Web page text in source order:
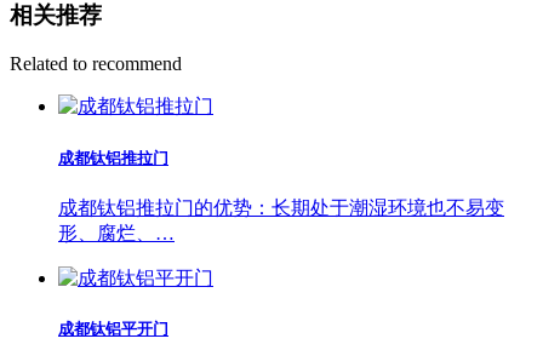
相关推荐
Related to recommend
成都钛铝推拉门
成都钛铝推拉门的优势：长期处于潮湿环境也不易变
形、腐烂、…
成都钛铝平开门